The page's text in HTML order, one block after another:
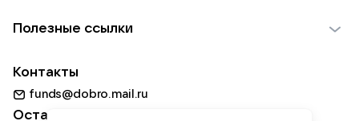
Использование материалов
Для НКО
Партнерам
Пожилым
Животным
Природе
Полезные ссылки
Добрый день
Контакты
funds@dobro.mail.ru
Оставайтесь с нами